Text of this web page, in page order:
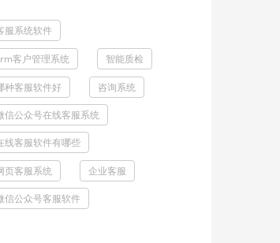
服系统软件
客户管理系统 智能质检
种客服软件好 咨询系统
信公众号在线客服系统
线客服软件有哪些
页客服系统 企业客服
信公众号客服软件